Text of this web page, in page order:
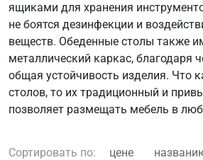
ящиками для хранения
не боятся дезинфекции и
веществ. Обеденные столы также
металлический каркас, благодаря
общая устойчивость изделия. Что
столов, то их традиционный и
позволяет размещать мебель в
Сортировать по: цене